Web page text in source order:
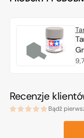
Recenzje
Bądź